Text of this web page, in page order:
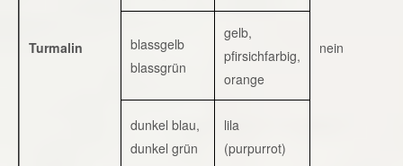
Turmalin nein
blassgelb
blassgrün
gelb,
pfirsichfarbig,
orange
dunkel blau,
dunkel grün
lila
(purpurrot)